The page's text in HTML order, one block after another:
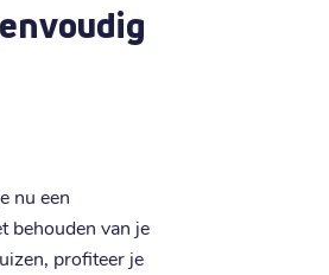
nu een
behouden van je
profiteer je